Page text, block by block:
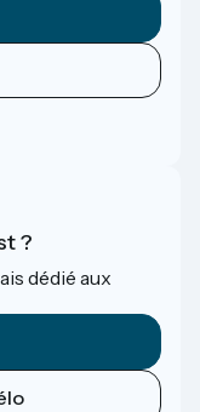
?
dédié aux